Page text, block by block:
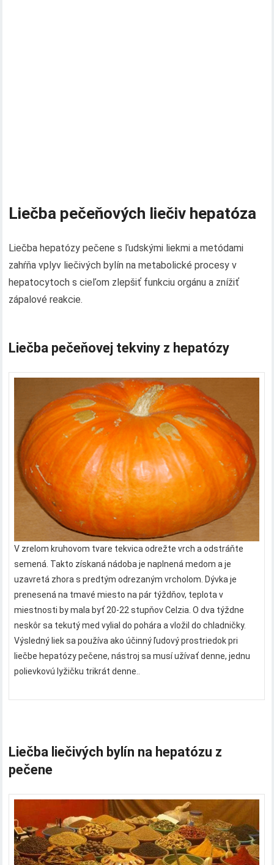
Liečba pečeňových liečiv hepatóza
Liečba hepatózy pečene s ľudskými liekmi a metódami
zahŕňa vplyv liečivých bylín na metabolické procesy v
hepatocytoch s cieľom zlepšiť funkciu orgánu a znížiť
zápalové reakcie.
Liečba pečeňovej tekviny z hepatózy
V zrelom kruhovom tvare tekvica odrežte vrch a odstráňte
semená. Takto získaná nádoba je naplnená medom a je
uzavretá zhora s predtým odrezaným vrcholom. Dývka je
prenesená na tmavé miesto na pár týždňov, teplota v
miestnosti by mala byť 20-22 stupňov Celzia. O dva týždne
neskôr sa tekutý med vylial do pohára a vložil do chladničky.
Výsledný liek sa používa ako účinný ľudový prostriedok pri
liečbe hepatózy pečene, nástroj sa musí užívať denne, jednu
polievkovú lyžičku trikrát denne..
Liečba liečivých bylín na hepatózu z
pečene